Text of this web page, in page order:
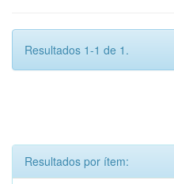
Resultados 1-1 de 1.
Resultados por ítem: